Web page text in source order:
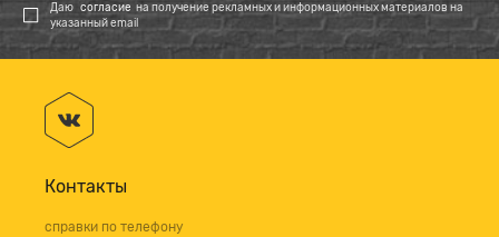
Даю согласие на получение рекламных и информационных материалов на
указанный email
Контакты
справки по телефону